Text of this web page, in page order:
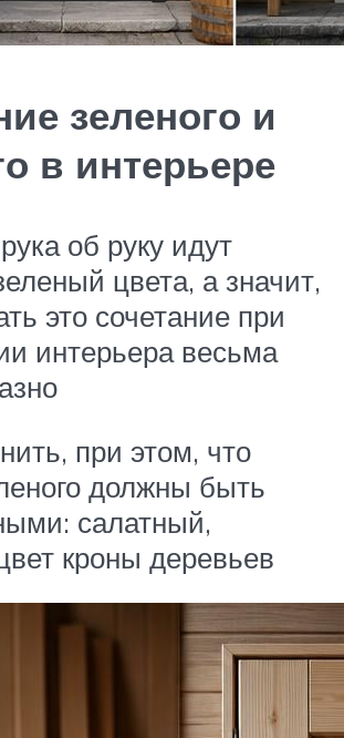
зеленого и
в интерьере
об руку идут
цвета, а значит,
это сочетание при
интерьера весьма
при этом, что
должны быть
салатный,
кроны деревьев